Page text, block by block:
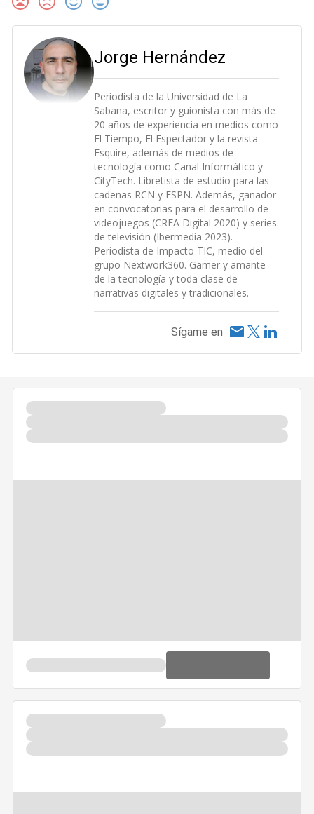
Jorge Hernández
Periodista de la Universidad de La
Sabana, escritor y guionista con más de
20 años de experiencia en medios como
El Tiempo, El Espectador y la revista
Esquire, además de medios de
tecnología como Canal Informático y
CityTech. Libretista de estudio para las
cadenas RCN y ESPN. Además, ganador
en convocatorias para el desarrollo de
videojuegos (CREA Digital 2020) y series
de televisión (Ibermedia 2023).
Periodista de Impacto TIC, medio del
grupo Nextwork360. Gamer y amante
de la tecnología y toda clase de
narrativas digitales y tradicionales.
Sígame en